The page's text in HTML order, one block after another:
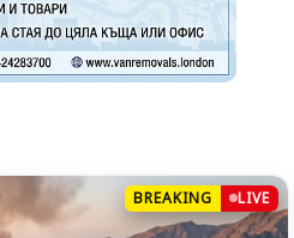
BREAKING LIVE